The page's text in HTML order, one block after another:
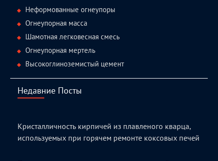
Неформованные огнеупоры
Огнеупорная масса
Шамотная легковесная смесь
Огнеупорная мертель
Высокоглиноземистый цемент
Недавние Посты
Кристалличность кирпичей из плавленого кварца,
используемых при горячем ремонте коксовых печей